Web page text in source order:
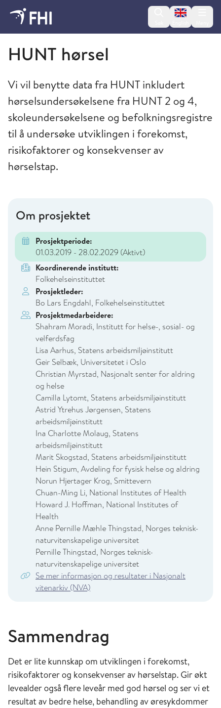
Change
Folkehelseinstituttet
HUNT hørsel
Vi vil benytte data fra HUNT inkludert
hørselsundersøkelsene fra HUNT 2 og 4,
skoleundersøkelsene og befolkningsregistre
til å undersøke utviklingen i forekomst,
risikofaktorer og konsekvenser av
hørselstap.
Om prosjektet
Prosjektperiode:
01.03.2019 - 28.02.2029 (Aktivt)
Koordinerende institutt:
Folkehelseinstituttet
Prosjektleder:
Bo Lars Engdahl, Folkehelseinstituttet
Prosjektmedarbeidere:
Shahram Moradi, Institutt for helse-, sosial- og
velferdsfag
Lisa Aarhus, Statens arbeidsmiljøinstitutt
Geir Selbæk, Universitetet i Oslo
Christian Myrstad, Nasjonalt senter for aldring
og helse
Camilla Lytomt, Statens arbeidsmiljøinstitutt
Astrid Ytrehus Jørgensen, Statens
arbeidsmiljøinstitutt
Ina Charlotte Molaug, Statens
arbeidsmiljøinstitutt
Marit Skogstad, Statens arbeidsmiljøinstitutt
Hein Stigum, Avdeling for fysisk helse og aldring
Norun Hjertager Krog, Smittevern
Chuan-Ming Li, National Institutes of Health
Howard J. Hoffman, National Institutes of
Health
Anne Pernille Mæhle Thingstad, Norges teknisk-
naturvitenskapelige universitet
Pernille Thingstad, Norges teknisk-
naturvitenskapelige universitet
Se mer informasjon og resultater i Nasjonalt
vitenarkiv (NVA)
Sammendrag
Det er lite kunnskap om utviklingen i forekomst,
risikofaktorer og konsekvenser av hørselstap. Gir økt
levealder også flere leveår med god hørsel og ser vi et
resultat av bedre helse, behandling av øresykdommer